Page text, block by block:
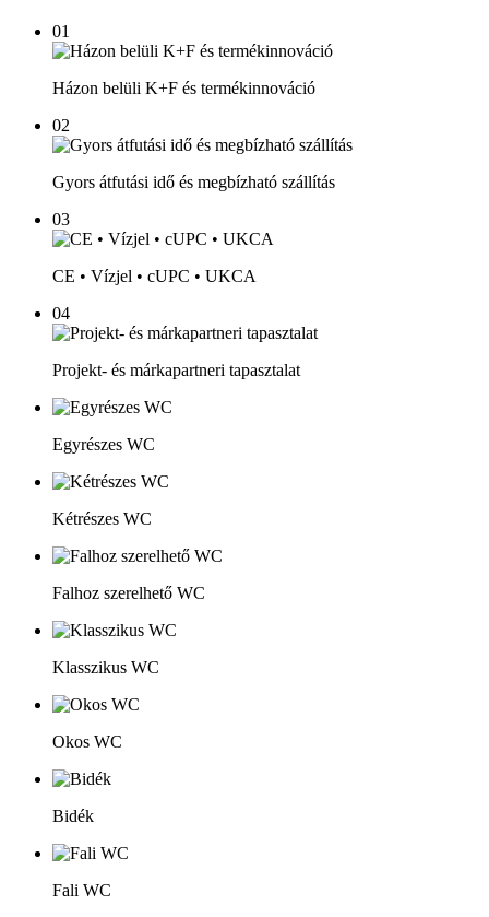
01
Házon belüli K+F és termékinnováció
02
Gyors átfutási idő és megbízható szállítás
03
CE • Vízjel • cUPC • UKCA
04
Projekt- és márkapartneri tapasztalat
Egyrészes WC
Kétrészes WC
Falhoz szerelhető WC
Klasszikus WC
Okos WC
Bidék
Fali WC